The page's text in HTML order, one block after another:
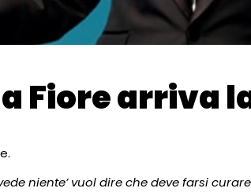
Fiore arriva
niente’ vuol dire che deve farsi curare